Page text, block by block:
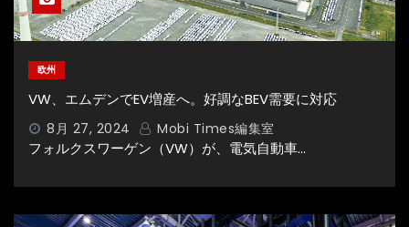
欧州
VW、エムデンでEV増産へ。好調なBEV需要に対応
8月 27, 2024 Mobi Times編集室
フォルクスワーゲン（VW）が、電気自動車…